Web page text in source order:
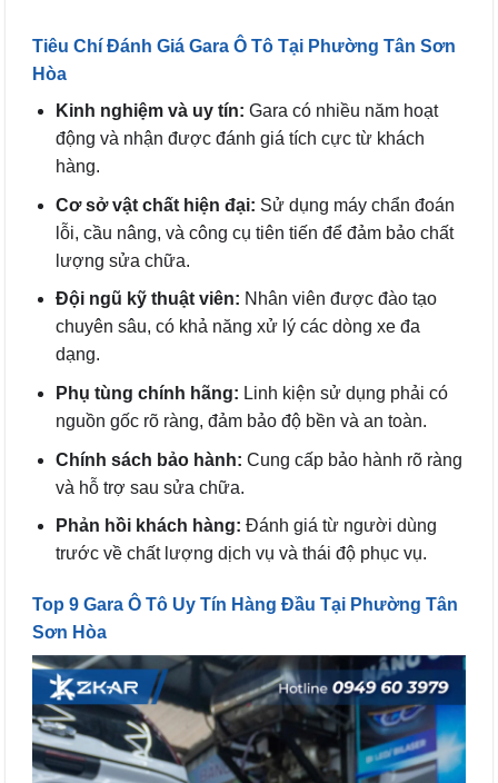
Tiêu Chí Đánh Giá Gara Ô Tô Tại Phường Tân Sơn
Hòa
Kinh nghiệm và uy tín: Gara có nhiều năm hoạt
động và nhận được đánh giá tích cực từ khách
hàng.
Cơ sở vật chất hiện đại: Sử dụng máy chẩn đoán
lỗi, cầu nâng, và công cụ tiên tiến để đảm bảo chất
lượng sửa chữa.
Đội ngũ kỹ thuật viên: Nhân viên được đào tạo
chuyên sâu, có khả năng xử lý các dòng xe đa
dạng.
Phụ tùng chính hãng: Linh kiện sử dụng phải có
nguồn gốc rõ ràng, đảm bảo độ bền và an toàn.
Chính sách bảo hành: Cung cấp bảo hành rõ ràng
và hỗ trợ sau sửa chữa.
Phản hồi khách hàng: Đánh giá từ người dùng
trước về chất lượng dịch vụ và thái độ phục vụ.
Top 9 Gara Ô Tô Uy Tín Hàng Đầu Tại Phường Tân
Sơn Hòa